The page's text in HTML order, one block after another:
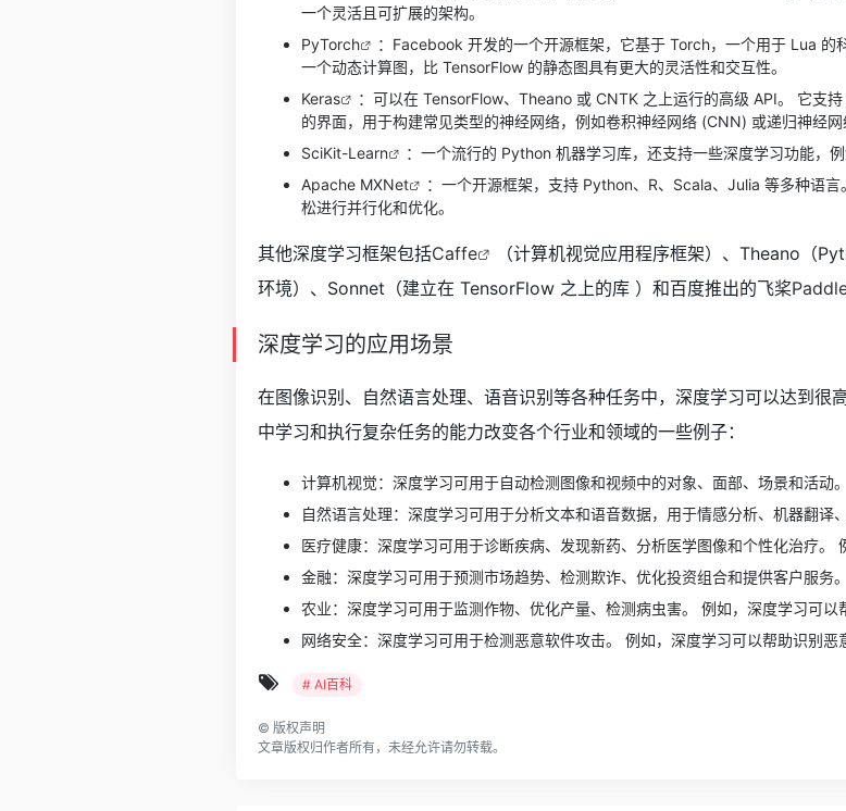
一个灵活且可扩展的架构。
PyTorch
：Facebook 开发的一个开源框架，它基于 Torch，一个用于 Lua
一个动态计算图，比 TensorFlow 的静态图具有更大的灵活性和交互性。
Keras
：可以在 TensorFlow、Theano 或 CNTK 之上运行的高级 API。 它支
的界面，用于构建常见类型的神经网络，例如卷积神经网络 (CNN) 或递归神经网
SciKit-Learn
：一个流行的 Python 机器学习库，还支持一些深度学习功能，
Apache MXNet
：一个开源框架，支持 Python、R、Scala、Julia 等多种语
松进行并行化和优化。
其他深度学习框架包括Caffe
（计算机视觉应用程序框架）、Theano（
环境）、Sonnet（建立在 TensorFlow 之上的库 ）和百度推出的飞桨
深度学习的应用场景
在图像识别、自然语言处理、语音识别等各种任务中，深度学习可以达到
中学习和执行复杂任务的能力改变各个行业和领域的一些例子：
计算机视觉：深度学习可用于自动检测图像和视频中的对象、面部、场景和活动
自然语言处理：深度学习可用于分析文本和语音数据，用于情感分析、机器翻译
医疗健康：深度学习可用于诊断疾病、发现新药、分析医学图像和个性化治疗。
金融：深度学习可用于预测市场趋势、检测欺诈、优化投资组合和提供客户服务
农业：深度学习可用于监测作物、优化产量、检测病虫害。 例如，深度学习可以
网络安全：深度学习可用于检测恶意软件攻击。 例如，深度学习可以帮助识别恶
# AI百科
© 版权声明
文章版权归作者所有，未经允许请勿转载。